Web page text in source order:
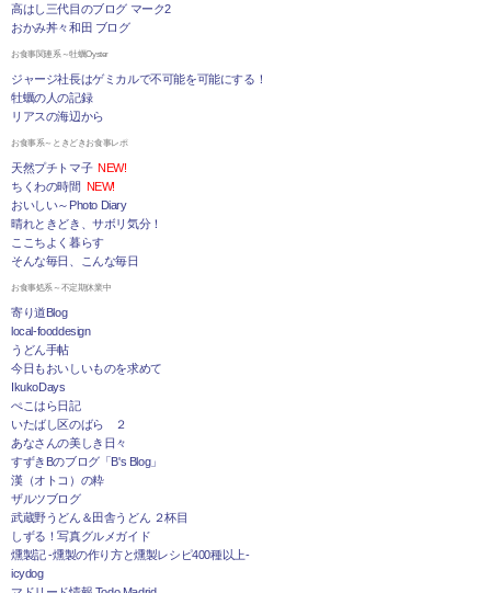
高はし三代目のブログ マーク2
おかみ丼々和田 ブログ
お食事関連系～牡蠣Oyster
ジャージ社長はゲミカルで不可能を可能にする！
牡蠣の人の記録
リアスの海辺から
お食事系～ときどきお食事レポ
天然プチトマ子 NEW!
ちくわの時間 NEW!
おいしい～Photo Diary
晴れときどき、サボリ気分！
ここちよく暮らす
そんな毎日、こんな毎日
お食事処系～不定期休業中
寄り道Blog
local-fooddesign
うどん手帖
今日もおいしいものを求めて
IkukoDays
ぺこはら日記
いたばし区のばら ２
あなさんの美しき日々
すずきBのブログ「B's Blog」
漢（オトコ）の粋
ザルツブログ
武蔵野うどん＆田舎うどん ２杯目
しずる！写真グルメガイド
燻製記 -燻製の作り方と燻製レシピ400種以上-
icydog